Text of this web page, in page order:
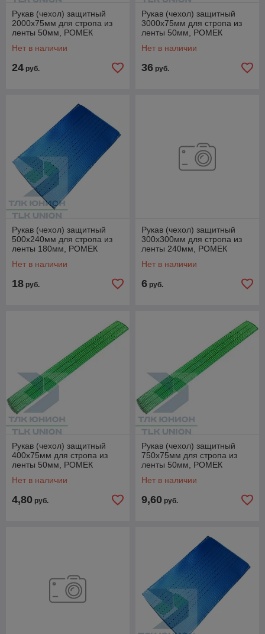
Рукав (чехол) защитный
2000х75мм для стропа из
ленты 50мм, РОМЕК
Нет в наличии
24 руб.
Рукав (чехол) защитный
3000х75мм для стропа из
ленты 50мм, РОМЕК
Нет в наличии
36 руб.
Рукав (чехол) защитный
500х240мм для стропа из
ленты 180мм, РОМЕК
Нет в наличии
18 руб.
Рукав (чехол) защитный
300х300мм для стропа из
ленты 240мм, РОМЕК
Нет в наличии
6 руб.
Рукав (чехол) защитный
400х75мм для стропа из
ленты 50мм, РОМЕК
Нет в наличии
4,80 руб.
Рукав (чехол) защитный
750х75мм для стропа из
ленты 50мм, РОМЕК
Нет в наличии
9,60 руб.